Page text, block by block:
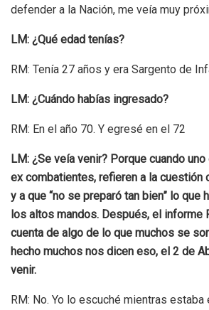
defender a la Nación, me veía muy
LM: ¿Qué edad tenías?
RM: Tenía 27 años y era Sargento de
LM: ¿Cuándo habías ingresado?
RM: En el año 70. Y egresé en el 72
LM: ¿Se veía venir? Porque cuando
ex combatientes, refieren a la cuestión
y a que “no se preparó tan bien” lo que
los altos mandos. Después, el informe
cuenta de algo de lo que muchos se
hecho muchos nos dicen eso, el 2 de
venir.
RM: No. Yo lo escuché mientras estaba